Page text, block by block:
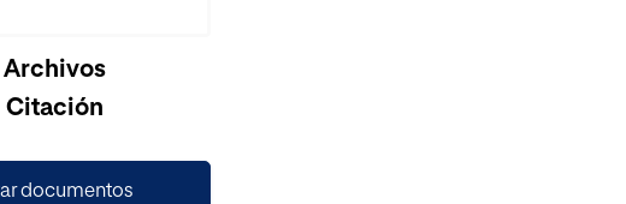
Archivos
Citación
documentos